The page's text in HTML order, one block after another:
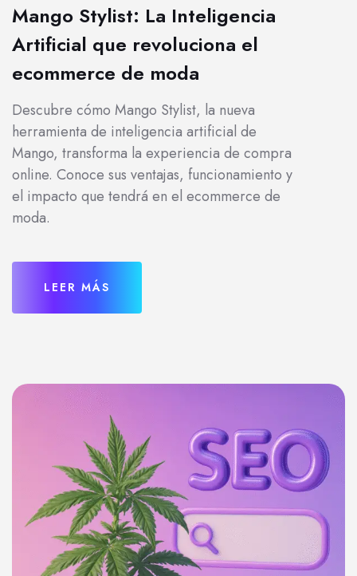
Mango Stylist: La Inteligencia
Artificial que revoluciona el
ecommerce de moda
Descubre cómo Mango Stylist, la nueva
herramienta de inteligencia artificial de
Mango, transforma la experiencia de compra
online. Conoce sus ventajas, funcionamiento y
el impacto que tendrá en el ecommerce de
moda.
LEER MÁS